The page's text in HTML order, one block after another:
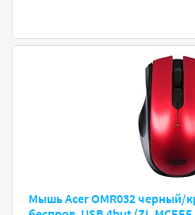
Мышь Acer OMR032 черный/